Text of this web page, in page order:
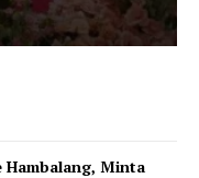
Hambalang, Minta